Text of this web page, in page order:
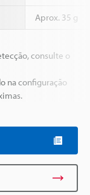
Aprox. 35 g
consulte o
na configuração